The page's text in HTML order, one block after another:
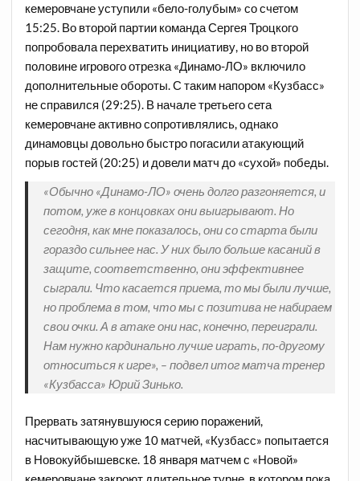
кемеровчане уступили «бело-голубым» со счетом
15:25. Во второй партии команда Сергея Троцкого
попробовала перехватить инициативу, но во второй
половине игрового отрезка «Динамо-ЛО» включило
дополнительные обороты. С таким напором «Кузбасс»
не справился (29:25). В начале третьего сета
кемеровчане активно сопротивлялись, однако
динамовцы довольно быстро погасили атакующий
порыв гостей (20:25) и довели матч до «сухой» победы.
«Обычно «Динамо-ЛО» очень долго разгоняется, и
потом, уже в концовках они выигрывают. Но
сегодня, как мне показалось, они со старта были
гораздо сильнее нас. У них было больше касаний в
защите, соответственно, они эффективнее
сыграли. Что касается приема, то мы были лучше,
но проблема в том, что мы с позитива не набираем
свои очки. А в атаке они нас, конечно, переиграли.
Нам нужно кардинально лучше играть, по-другому
относиться к игре», – подвел итог матча тренер
«Кузбасса» Юрий Зинько.
Прервать затянувшуюся серию поражений,
насчитывающую уже 10 матчей, «Кузбасс» попытается
в Новокуйбышевске. 18 января матчем с «Новой»